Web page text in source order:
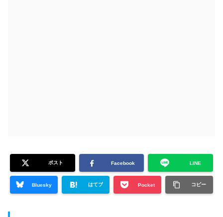
ポスト Facebook LINE
Bluesky はてブ Pocket コピー